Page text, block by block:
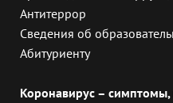
Антитеррор
Сведения об
Абитуриенту
Коронавирус –